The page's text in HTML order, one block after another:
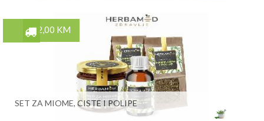
52,00 KM
SET ZA MIOME, CISTE I POLIPE